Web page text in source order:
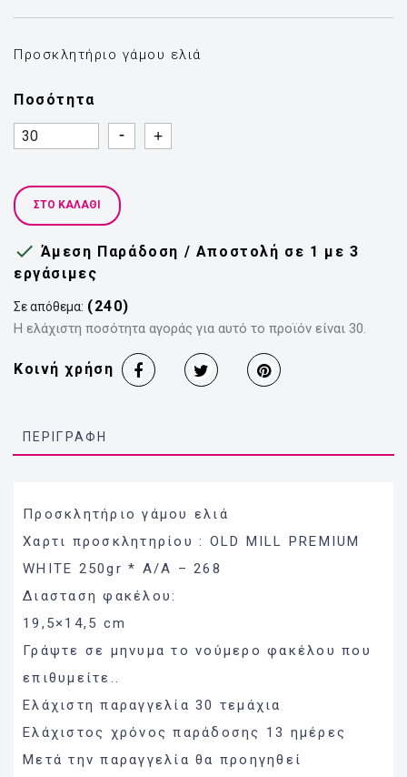
Προσκλητήριο γάμου ελιά
Ποσότητα
Quantity
Quantity
ΣΤΟ ΚΑΛΆΘΙ
 Άμεση Παράδοση / Αποστολή σε 1 με 3
εργάσιμες
Σε απόθεμα: (240)
Η ελάχιστη ποσότητα αγοράς για αυτό το προϊόν είναι 30.
Κοινή χρήση
ΠΕΡΙΓΡΑΦΉ
Προσκλητήριο γάμου ελιά
Χαρτι προσκλητηρίου : OLD MILL PREMIUM
WHITE 250gr * Α/Α – 268
Διασταση φακέλου:
19,5×14,5 cm
Γράψτε σε μηνυμα το νούμερο φακέλου που
επιθυμείτε..
Ελάχιστη παραγγελία 30 τεμάχια
Ελάχιστος χρόνος παράδοσης 13 ημέρες
Μετά την παραγγελία θα προηγηθεί